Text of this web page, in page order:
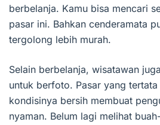
berbelanja. Kamu bisa mencari
pasar ini. Bahkan cenderamata
tergolong lebih murah.
Selain berbelanja, wisatawan
untuk berfoto. Pasar yang
kondisinya bersih membuat
nyaman. Belum lagi melihat